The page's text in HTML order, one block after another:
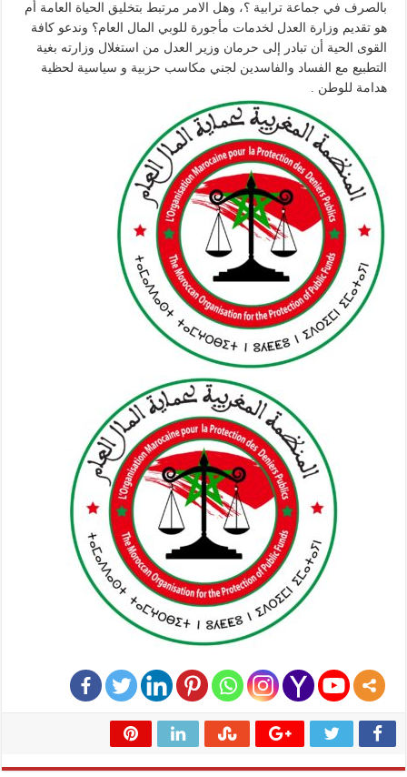
بالصرف في جماعة ترابية ؟، وهل الامر مرتبط بتخليق الحياة العامة أم
هو تقديم وزارة العدل لخدمات مأجورة للوبي المال العام؟ وندعو كافة
القوى الحية أن تبادر إلى حرمان وزير العدل من استغلال وزارته بغية
التطبيع مع الفساد والفاسدين لجني مكاسب حزبية و سياسية لحظية
هدامة للوطن .